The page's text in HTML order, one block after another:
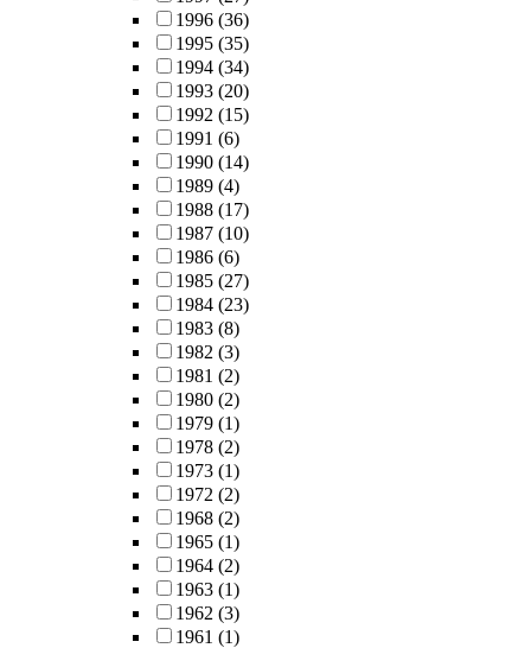
1996 (36)
1995 (35)
1994 (34)
1993 (20)
1992 (15)
1991 (6)
1990 (14)
1989 (4)
1988 (17)
1987 (10)
1986 (6)
1985 (27)
1984 (23)
1983 (8)
1982 (3)
1981 (2)
1980 (2)
1979 (1)
1978 (2)
1973 (1)
1972 (2)
1968 (2)
1965 (1)
1964 (2)
1963 (1)
1962 (3)
1961 (1)